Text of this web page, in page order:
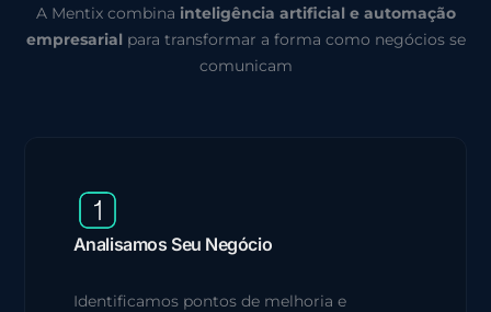
A Mentix combina inteligência artificial e automação
empresarial para transformar a forma como negócios se
comunicam
Analisamos Seu Negócio
Identificamos pontos de melhoria e